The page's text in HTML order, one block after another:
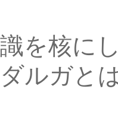
を核に
ルガと